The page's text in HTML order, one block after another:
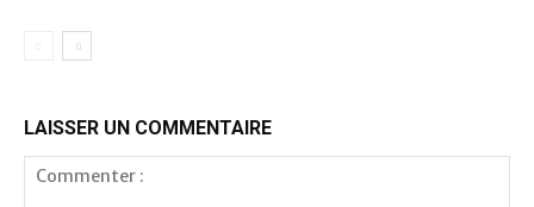
LAISSER UN COMMENTAIRE